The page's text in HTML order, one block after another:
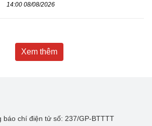
14:00 08/08/2026
Xem thêm
báo chí điện tử số: 237/GP-BTTTT